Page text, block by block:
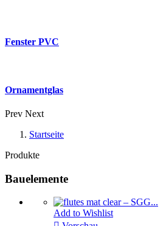
Fenster PVC
Ornamentglas
Prev Next
Startseite
Produkte
Bauelemente
Add to Wishlist